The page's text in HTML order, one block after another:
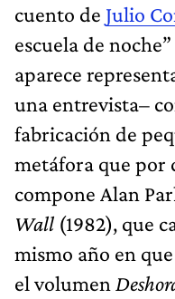
cuento de Julio
escuela de
aparece
una entrevista–
fabricación de
metáfora que por
compone Alan
Wall (1982), que
mismo año en
el volumen